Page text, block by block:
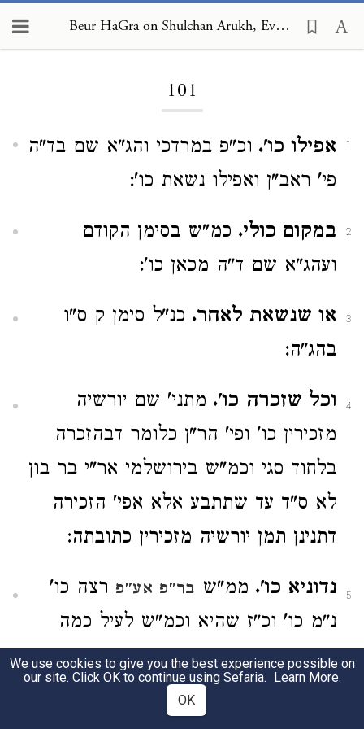
Beur HaGra on Shulchan Arukh, Even HaEzer 101
101
1 אפילו כו'. וכ"פ במרדכי והג"א שם בד"ה
פי' ראב"ן ואפילו נשאת כו':
2 במקום כולי. כמ"ש בסימן הקודם
ועהג"א שם ד"ה מכאן כו':
3 או שנשאת לאחר. כנ"ל סימן ק ס"ו
בהג"ה:
4 וכל שזכרה כו'. מתני' שם יורשיה
מזכירין כו' ופי' הר"ן כלומר דבהזכרה
בלחוד סגי וכמ"ש בירושלמי אר"י בר בון
לא ס"ד עד שתתבע אלא אפי' הזכירה
דתנינן תמן יורשיה מזכירין כתובתה:
5 נדוניא כו'. ממ"ש בר"פ אע"פ רצה כו'
נ"מ כו' וכ"ז שהיא וכמ"ש לעיל כמה
פעמים:
102
We use cookies to give you the best experience possible on
our site. Click OK to continue using Sefaria. Learn More.
OK